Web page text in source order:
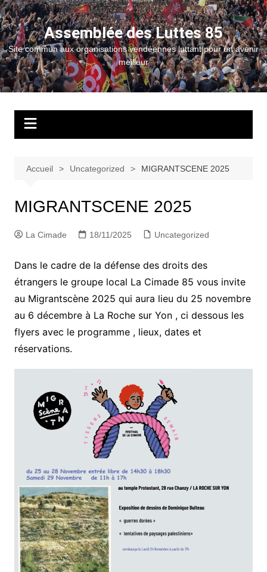
Aller
au
contenu
Assemblée des Luttes 85
Site commun aux organisations vendéennes luttant pour un avenir
meilleur
Accueil Uncategorized MIGRANTSCENE 2025
MIGRANTSCENE 2025
La Cimade 18/11/2025 Uncategorized
Dans le cadre de la défense des droits des
étrangers le groupe local La Cimade 85 vous invite
au Migrantscène 2025 qui aura lieu du 25 novembre
au 6 décembre à La Roche sur Yon , ci dessous les
flyers avec le programme , lieux, dates et
réservations.